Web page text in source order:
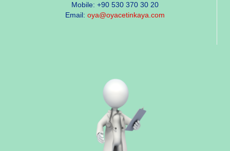
Mobile: +90 530 370 30 20
Email: oya@oyacetinkaya.com